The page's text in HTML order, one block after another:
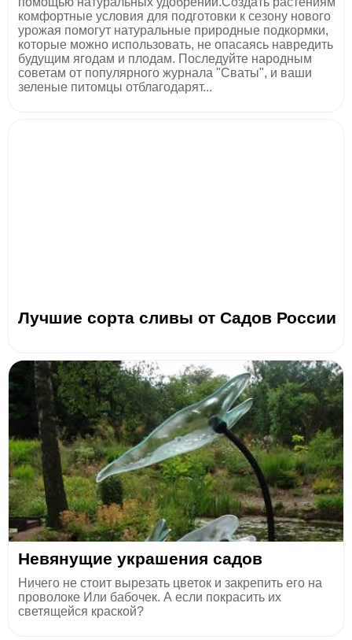
комфортные условия для подготовки к сезону нового
урожая помогут натуральные природные подкормки,
которые можно использовать, не опасаясь навредить
будущим ягодам и плодам. Последуйте народным
советам от популярного журнала "Сваты", и ваши
зеленые питомцы отблагодарят...
Лучшие сорта сливы от Садов России
Невянущие украшения садов
Ничего не стоит вырезать цветок и закрепить его на
проволоке Или бабочек. А если покрасить их
светящейся краской?